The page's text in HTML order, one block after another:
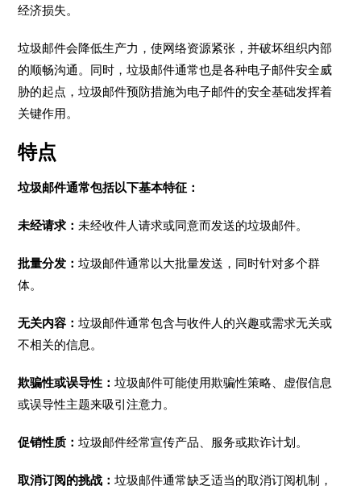
经济损失。
垃圾邮件会降低生产力，使网络资源紧张，并破坏组织内部
的顺畅沟通。同时，垃圾邮件通常也是各种电子邮件安全威
胁的起点，垃圾邮件预防措施为电子邮件的安全基础发挥着
关键作用。
特点
垃圾邮件通常包括以下基本特征：
未经请求：未经收件人请求或同意而发送的垃圾邮件。
批量分发：垃圾邮件通常以大批量发送，同时针对多个群
体。
无关内容：垃圾邮件通常包含与收件人的兴趣或需求无关或
不相关的信息。
欺骗性或误导性：垃圾邮件可能使用欺骗性策略、虚假信息
或误导性主题来吸引注意力。
促销性质：垃圾邮件经常宣传产品、服务或欺诈计划。
取消订阅的挑战：垃圾邮件通常缺乏适当的取消订阅机制，